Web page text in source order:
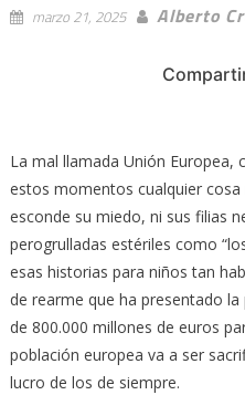
marzo 21, 2025 Alberto
La mal llamada Unión Europea,
estos momentos cualquier cosa
esconde su miedo, ni sus filias
perogrulladas estériles como
esas historias para niños tan
de rearme que ha presentado
de 800.000 millones de euros
población europea va a ser
lucro de los de siempre.